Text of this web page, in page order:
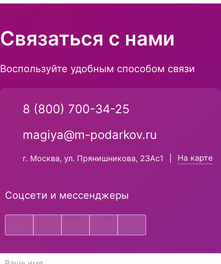
Связаться с нами
Воспользуйте удобным способом связи
8 (800) 700-34-25
magiya@m-podarkov.ru
г. Москва, ул. Прянишникова, 23Ас1 На карте
Соцсети и мессенджеры